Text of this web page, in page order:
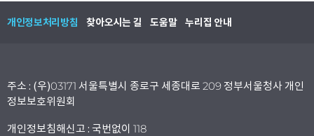
개인정보처리방침 찾아오시는 길 도움말 누리집 안내
주소 : (우)03171 서울특별시 종로구 세종대로 209 정부서울청사 개인
정보보호위원회
개인정보침해신고 : 국번없이 118